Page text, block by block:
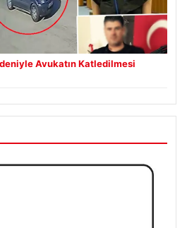
Avukatın Katledilmesi